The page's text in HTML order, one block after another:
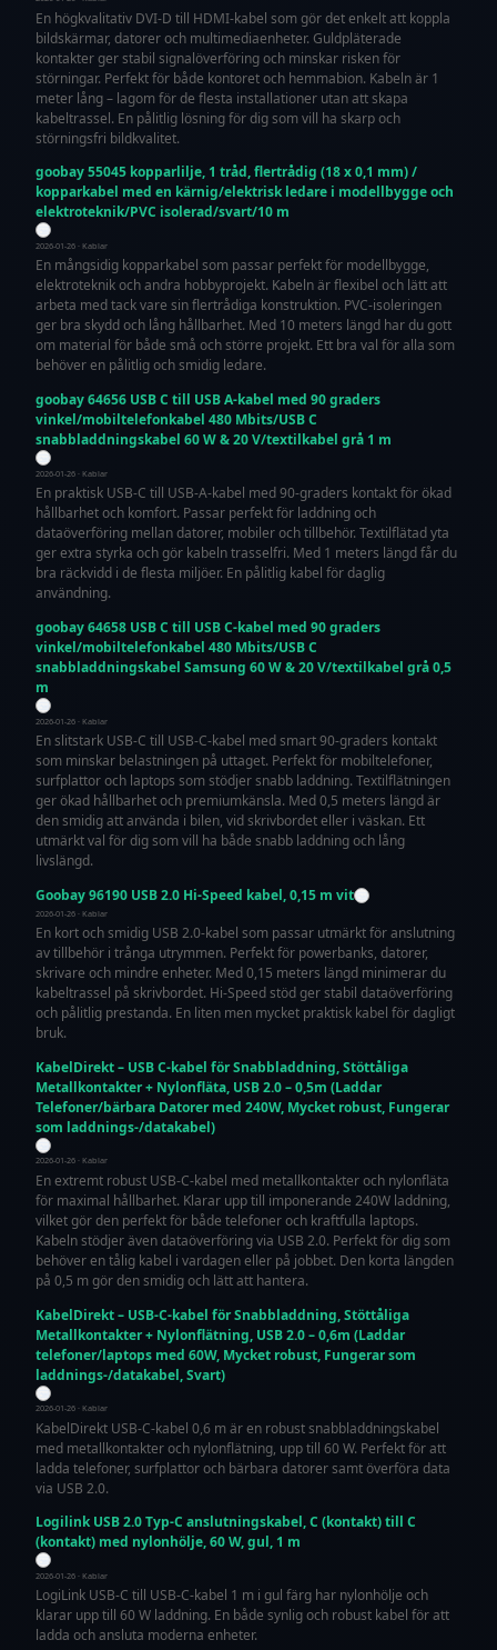
En högkvalitativ DVI-D till HDMI-kabel som gör det enkelt att koppla
bildskärmar, datorer och multimediaenheter. Guldpläterade
kontakter ger stabil signalöverföring och minskar risken för
störningar. Perfekt för både kontoret och hemmabion. Kabeln är 1
meter lång – lagom för de flesta installationer utan att skapa
kabeltrassel. En pålitlig lösning för dig som vill ha skarp och
störningsfri bildkvalitet.
goobay 55045 kopparlilje, 1 tråd, flertrådig (18 x 0,1 mm) /
kopparkabel med en kärnig/elektrisk ledare i modellbygge och
elektroteknik/PVC isolerad/svart/10 m
2026-01-26 · Kablar
En mångsidig kopparkabel som passar perfekt för modellbygge,
elektroteknik och andra hobbyprojekt. Kabeln är flexibel och lätt att
arbeta med tack vare sin flertrådiga konstruktion. PVC-isoleringen
ger bra skydd och lång hållbarhet. Med 10 meters längd har du gott
om material för både små och större projekt. Ett bra val för alla som
behöver en pålitlig och smidig ledare.
goobay 64656 USB C till USB A-kabel med 90 graders
vinkel/mobiltelefonkabel 480 Mbits/USB C
snabbladdningskabel 60 W & 20 V/textilkabel grå 1 m
2026-01-26 · Kablar
En praktisk USB-C till USB-A-kabel med 90-graders kontakt för ökad
hållbarhet och komfort. Passar perfekt för laddning och
dataöverföring mellan datorer, mobiler och tillbehör. Textilflätad yta
ger extra styrka och gör kabeln trasselfri. Med 1 meters längd får du
bra räckvidd i de flesta miljöer. En pålitlig kabel för daglig
användning.
goobay 64658 USB C till USB C-kabel med 90 graders
vinkel/mobiltelefonkabel 480 Mbits/USB C
snabbladdningskabel Samsung 60 W & 20 V/textilkabel grå 0,5
m
2026-01-26 · Kablar
En slitstark USB-C till USB-C-kabel med smart 90-graders kontakt
som minskar belastningen på uttaget. Perfekt för mobiltelefoner,
surfplattor och laptops som stödjer snabb laddning. Textilflätningen
ger ökad hållbarhet och premiumkänsla. Med 0,5 meters längd är
den smidig att använda i bilen, vid skrivbordet eller i väskan. Ett
utmärkt val för dig som vill ha både snabb laddning och lång
livslängd.
Goobay 96190 USB 2.0 Hi-Speed kabel, 0,15 m vit
2026-01-26 · Kablar
En kort och smidig USB 2.0-kabel som passar utmärkt för anslutning
av tillbehör i trånga utrymmen. Perfekt för powerbanks, datorer,
skrivare och mindre enheter. Med 0,15 meters längd minimerar du
kabeltrassel på skrivbordet. Hi-Speed stöd ger stabil dataöverföring
och pålitlig prestanda. En liten men mycket praktisk kabel för dagligt
bruk.
KabelDirekt – USB C-kabel för Snabbladdning, Stöttåliga
Metallkontakter + Nylonfläta, USB 2.0 – 0,5m (Laddar
Telefoner/bärbara Datorer med 240W, Mycket robust, Fungerar
som laddnings-/datakabel)
2026-01-26 · Kablar
En extremt robust USB-C-kabel med metallkontakter och nylonfläta
för maximal hållbarhet. Klarar upp till imponerande 240W laddning,
vilket gör den perfekt för både telefoner och kraftfulla laptops.
Kabeln stödjer även dataöverföring via USB 2.0. Perfekt för dig som
behöver en tålig kabel i vardagen eller på jobbet. Den korta längden
på 0,5 m gör den smidig och lätt att hantera.
KabelDirekt – USB-C-kabel för Snabbladdning, Stöttåliga
Metallkontakter + Nylonflätning, USB 2.0 – 0,6m (Laddar
telefoner/laptops med 60W, Mycket robust, Fungerar som
laddnings-/datakabel, Svart)
2026-01-26 · Kablar
KabelDirekt USB-C-kabel 0,6 m är en robust snabbladdningskabel
med metallkontakter och nylonflätning, upp till 60 W. Perfekt för att
ladda telefoner, surfplattor och bärbara datorer samt överföra data
via USB 2.0.
Logilink USB 2.0 Typ-C anslutningskabel, C (kontakt) till C
(kontakt) med nylonhölje, 60 W, gul, 1 m
2026-01-26 · Kablar
LogiLink USB-C till USB-C-kabel 1 m i gul färg har nylonhölje och
klarar upp till 60 W laddning. En både synlig och robust kabel för att
ladda och ansluta moderna enheter.